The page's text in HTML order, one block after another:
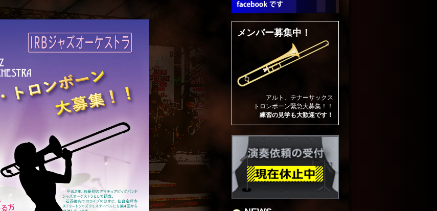
メンバー募集中！
アルト、テナーサックス
トロンボーン緊急大募集！！
練習の見学も大歓迎です！